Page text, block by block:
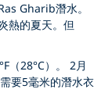
Gharib潛水。
熱的夏天。但
（28°C）。 2月
要5毫米的潛水衣